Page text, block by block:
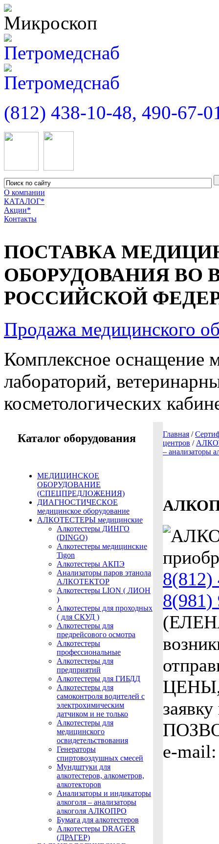
(812) 438-10-48, 490-67-
О компании
КАТАЛОГ*
Акции*
Контакты
ПОСТАВКА
ОБОРУДОВАНИЯ ВО
РОССИЙСКОЙ
Продажа медицинского
Комплексное оснащение
лабораторий,
косметологических
Каталог оборудования
МЕДИЦИНСКОЕ
ОБОРУДОВАНИЕ
(СПЕЦПРЕДЛОЖЕНИЯ)
ДИАГНОСТИЧЕСКОЕ
медицинское оборудование
АЛКОТЕСТЕРЫ медицинские
Алкотестеры ДИНГО
(DINGO)
Алкотестеры медицинские
Tigon
Алкотестеры АКПЭ
Анализаторы паров этанола
АЛКОТЕКТОР
Алкотестеры LION ( ЛИОН
)
Алкотестеры для проходных
( для СКУД )
Алкотестеры для
предрейсового осмотра
Алкотестеры
профессиональные
Алкотестеры для
предприятий
Алкотестеры для ГИБДД
Алкотестеры для
самоконтроля водителей с
электрохимическим
датчиком и не только
Алкотестеры для
медицинского
освидетельствования
Генераторы
спиртовоздушных смесей
Мундштуки для
алкотестеров, алкометров,
алкотекторов
Анализаторы и индикаторы
алкоголя – анализаторы
алкоголя АЛКОПРО
Бумага для алкотестеров
Алкотестеры DRAGER
(ДРАГЕР)
Главная /
центров /
– анализаторы
8(812)
8(981)
ЦЕНЫ,
e-